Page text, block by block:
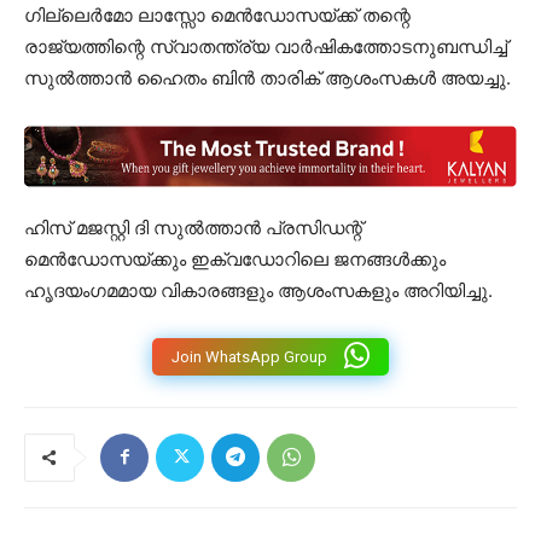
ഗില്ലെർമോ ലാസ്സോ മെൻഡോസയ്ക്ക് തന്റെ
രാജ്യത്തിന്റെ സ്വാതന്ത്ര്യ വാർഷികത്തോടനുബന്ധിച്ച്
സുൽത്താൻ ഹൈതം ബിൻ താരിക് ആശംസകൾ അയച്ചു.
ഹിസ് മജസ്റ്റി ദി സുൽത്താൻ പ്രസിഡന്റ്
മെൻഡോസയ്ക്കും ഇക്വഡോറിലെ ജനങ്ങൾക്കും
ഹൃദയംഗമമായ വികാരങ്ങളും ആശംസകളും അറിയിച്ചു.
Join WhatsApp Group